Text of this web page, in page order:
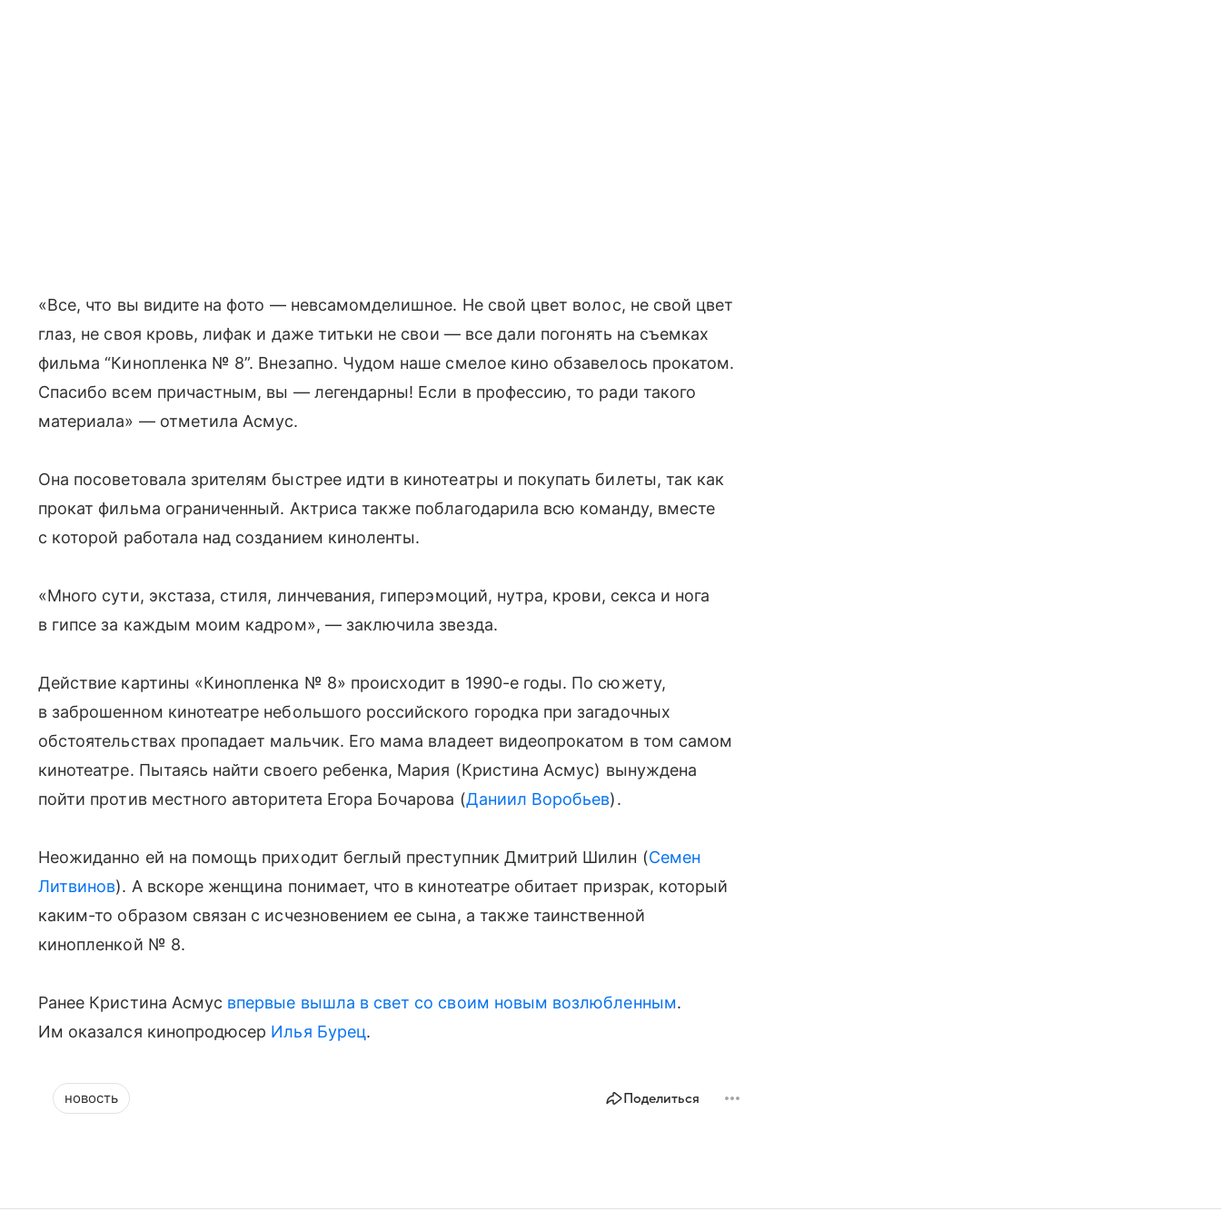
«Все, что вы видите на фото — невсамомделишное. Не свой цвет волос, не свой цвет
глаз, не своя кровь, лифак и даже титьки не свои — все дали погонять на съемках
фильма “Кинопленка № 8”. Внезапно. Чудом наше смелое кино обзавелось прокатом.
Спасибо всем причастным, вы — легендарны! Если в профессию, то ради такого
материала» — отметила Асмус.
Она посоветовала зрителям быстрее идти в кинотеатры и покупать билеты, так как
прокат фильма ограниченный. Актриса также поблагодарила всю команду, вместе
с которой работала над созданием киноленты.
«Много сути, экстаза, стиля, линчевания, гиперэмоций, нутра, крови, секса и нога
в гипсе за каждым моим кадром», — заключила звезда.
Действие картины «Кинопленка № 8» происходит в 1990-е годы. По сюжету,
в заброшенном кинотеатре небольшого российского городка при загадочных
обстоятельствах пропадает мальчик. Его мама владеет видеопрокатом в том самом
кинотеатре. Пытаясь найти своего ребенка, Мария (Кристина Асмус) вынуждена
пойти против местного авторитета Егора Бочарова (Даниил Воробьев).
Неожиданно ей на помощь приходит беглый преступник Дмитрий Шилин (Семен
Литвинов). А вскоре женщина понимает, что в кинотеатре обитает призрак, который
каким-то образом связан с исчезновением ее сына, а также таинственной
кинопленкой № 8.
Ранее Кристина Асмус впервые вышла в свет со своим новым возлюбленным.
Им оказался кинопродюсер Илья Бурец.
новость Поделиться